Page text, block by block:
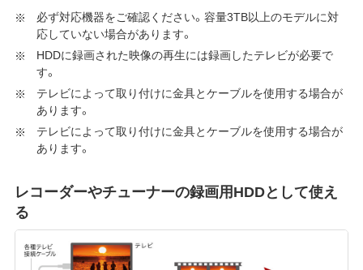
必ず対応機器をご確認ください。容量3TB以上のモデルに対
応していない場合があります。
HDDに録画された映像の再生には録画したテレビが必要で
す。
テレビによって取り付けに金具とケーブルを使用する場合が
あります。
テレビによって取り付けに金具とケーブルを使用する場合が
あります。
レコーダーやチューナーの録画用HDDとして使え
る